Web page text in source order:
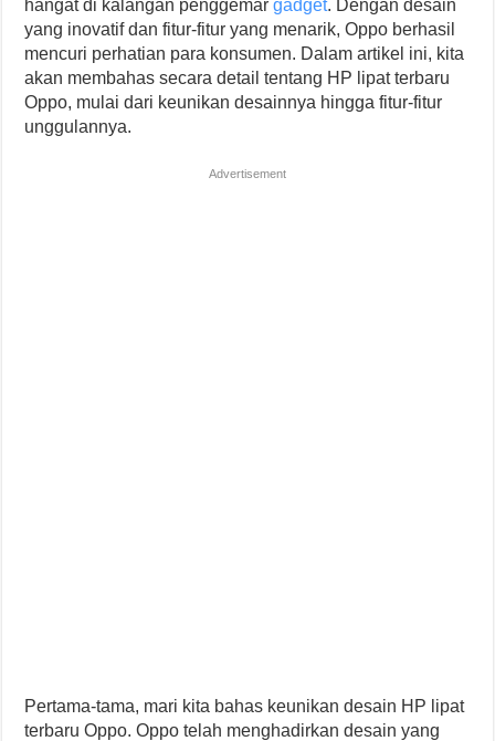
hangat di kalangan penggemargadget. Dengan desain
yang inovatif dan fitur-fitur yang menarik, Oppo berhasil
mencuri perhatian para konsumen. Dalam artikel ini, kita
akan membahas secara detail tentang HP lipat terbaru
Oppo, mulai dari keunikan desainnya hingga fitur-fitur
unggulannya.
Advertisement
Pertama-tama, mari kita bahas keunikan desain HP lipat
terbaru Oppo. Oppo telah menghadirkan desain yang